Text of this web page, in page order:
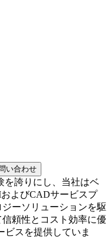
い合わせ
を誇りにし、当社はベ
よびCADサービスプ
ーソリューションを駆
頼性とコスト効率に優
スを提供していま